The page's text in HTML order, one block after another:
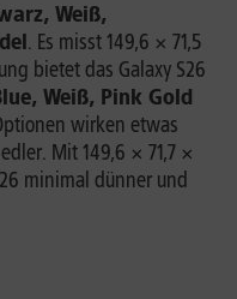
Weiß,
. Es misst 149,6 × 71,5
bietet das Galaxy S26
Weiß, Pink Gold
wirken etwas
Mit 149,6 × 71,7 ×
minimal dünner und